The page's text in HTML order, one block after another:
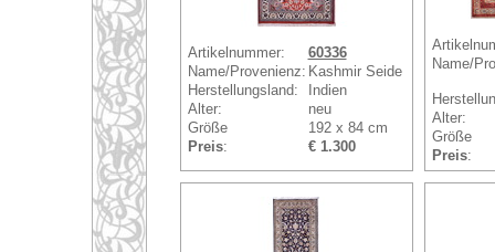
Artikelnummer:
60336
Name/Provenienz: Kashmir Seide
Herstellungsland:
Indien
Alter:
neu
Größe
192 x 84 cm
Preis: € 1.300
Name/
Alter:
Größe
Preis: